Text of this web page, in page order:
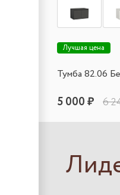
Лучшая цена
Тумба 82.06
5 000 ₽ 6